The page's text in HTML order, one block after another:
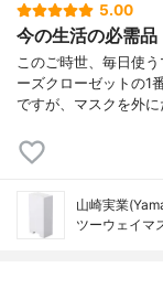
5.00
今の生活の必需品
このご時世、毎日使
ーズクローゼットの1
ですが、マスクを外
山崎実業
ツーウェイマ